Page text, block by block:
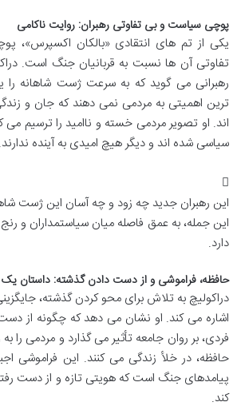
پوچی سیاست و بی تفاوتی رهبران: روایت ناکامی
یکی از تم های انتقادی «بالکان اکسپرس»،
تفاوتی آن ها نسبت به قربانیان جنگ است.
رهبرانی می گوید که به سرعت ژست شاهانه
ترین اهمیتی به مردمی نمی دهند که جان و
اند. او تصویر مردمی خسته و ناامید را ترسیم می
سیاسی شده اند و دیگر هیچ امیدی به آینده ندارند.
این رهبران جدید چه زود و چه آسان این ژست
این جمله، به عمق فاصله میان سیاستمداران و
دارد.
حافظه، فراموشی و از دست دادن گذشته: داستان
دراکولیچ به تلاش برای محو کردن گذشته،
اشاره می کند. او نشان می دهد که چگونه از
فردی، بر روان جامعه تأثیر می گذارد و مردمی را
حافظه، در خلأ زندگی می کنند. این فراموشی
پیامدهای جنگ است که هویتی تازه و از دست
کند.